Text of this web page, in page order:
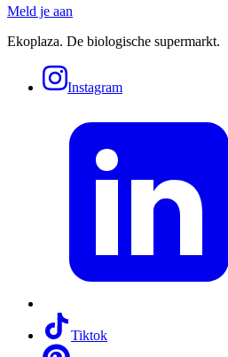
Meld je aan
Ekoplaza. De biologische supermarkt.
Instagram
Tiktok